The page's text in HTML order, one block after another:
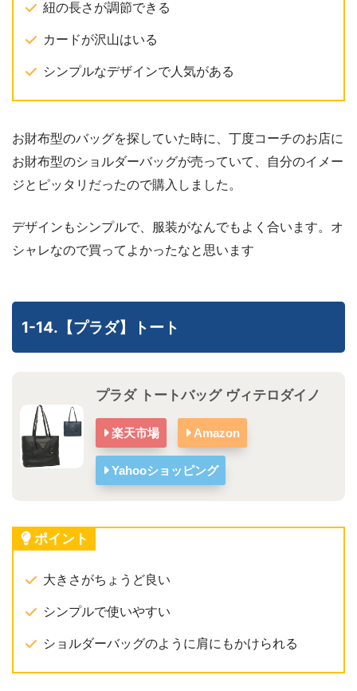
紐の長さが調節できる
カードが沢山はいる
シンプルなデザインで人気がある
お財布型のバッグを探していた時に、丁度コーチのお店に
お財布型のショルダーバッグが売っていて、自分のイメー
ジとピッタリだったので購入しました。
デザインもシンプルで、服装がなんでもよく合います。オ
シャレなので買ってよかったなと思います
1-14.【プラダ】トート
プラダ トートバッグ ヴィテロダイノ
楽天市場 Amazon
Yahooショッピング
ポイント
大きさがちょうど良い
シンプルで使いやすい
ショルダーバッグのように肩にもかけられる